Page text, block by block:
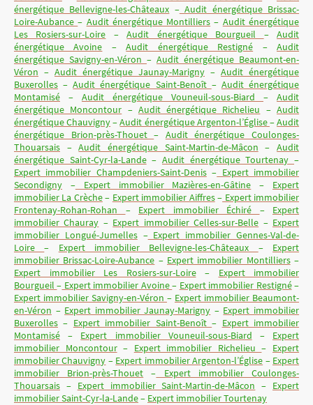
énergétique Bellevigne-les-Châteaux –Audit énergétique Brissac-
Loire-Aubance– Audit énergétique Montilliers – Audit énergétique
Les Rosiers-sur-Loire –Audit énergétique Bourgueil –Audit
énergétique Avoine –Audit énergétique Restigné –Audit
énergétique Savigny-en-Véron – Audit énergétique Beaumont-en-
Véron – Audit énergétique Jaunay-Marigny – Audit énergétique
Buxerolles –Audit énergétique Saint-Benoît – Audit énergétique
Montamisé – Audit énergétique Vouneuil-sous-Biard – Audit
énergétique Moncontour – Audit énergétique Richelieu –Audit
énergétique Chauvigny–Audit énergétique Argenton-l’Église–Audit
énergétique Brion-près-Thouet– Audit énergétique Coulonges-
Thouarsais –Audit énergétique Saint-Martin-de-Mâcon –Audit
énergétique Saint-Cyr-la-Lande–Audit énergétique Tourtenay–
Expert immobilier Champdeniers-Saint-Denis– Expert immobilier
Secondigny –Expert immobilier Mazières-en-Gâtine – Expert
immobilier La Crèche– Expert immobilier Aiffres– Expert immobilier
Frontenay-Rohan-Rohan – Expert immobilier Échiré – Expert
immobilier Chauray – Expert immobilier Celles-sur-Belle – Expert
immobilier Longué-Jumelles–Expert immobilier Gennes-Val-de-
Loire– Expert immobilier Bellevigne-les-Châteaux – Expert
immobilier Brissac-Loire-Aubance – Expert immobilier Montilliers–
Expert immobilier Les Rosiers-sur-Loire– Expert immobilier
Bourgueil– Expert immobilier Avoine– Expert immobilier Restigné–
Expert immobilier Savigny-en-Véron – Expert immobilier Beaumont-
en-Véron – Expert immobilier Jaunay-Marigny – Expert immobilier
Buxerolles – Expert immobilier Saint-Benoît– Expert immobilier
Montamisé – Expert immobilier Vouneuil-sous-Biard – Expert
immobilier Moncontour– Expert immobilier Richelieu– Expert
immobilier Chauvigny – Expert immobilier Argenton-l’Église – Expert
immobilier Brion-près-Thouet – Expert immobilier Coulonges-
Thouarsais – Expert immobilier Saint-Martin-de-Mâcon – Expert
immobilier Saint-Cyr-la-Lande– Expert immobilier Tourtenay